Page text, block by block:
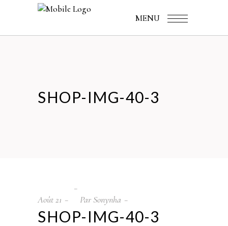
MENU
SHOP-IMG-40-3
Août21 Par Sonynha
SHOP-IMG-40-3